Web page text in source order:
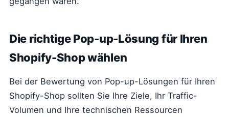
Die richtige Pop-up-Lösung für Ihren
Shopify-Shop wählen
Bei der Bewertung von Pop-up-Lösungen für Ihren
Shopify-Shop sollten Sie Ihre Ziele, Ihr Traffic-
Volumen und Ihre technischen Ressourcen